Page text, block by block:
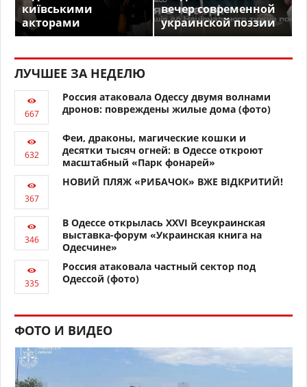
київськими
акторами
вечер современной
украинской поэзии
ЛУЧШЕЕ ЗА НЕДЕЛЮ
Россия атаковала Одессу двумя волнами
дронов: повреждены жилые дома (фото)
Феи, драконы, магические кошки и
десятки тысяч огней: в Одессе откроют
масштабный «Парк фонарей»
НОВИЙ ПЛЯЖ «РИБАЧОК» ВЖЕ ВІДКРИТИЙ!
В Одессе открылась XXVI Всеукраинская
выставка-форум «Украинская книга на
Одесчине»
Россия атаковала частный сектор под
Одессой (фото)
ФОТО И ВИДЕО